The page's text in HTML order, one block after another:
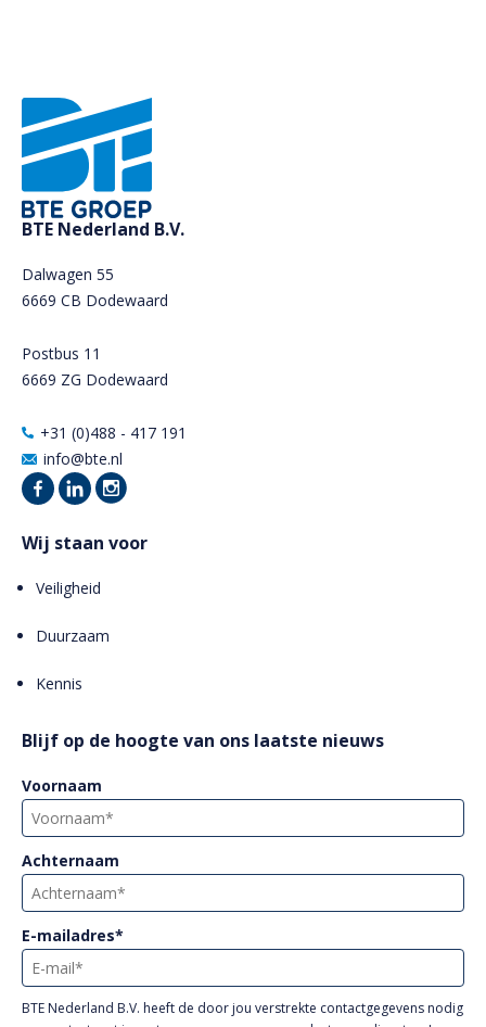
BTE Nederland B.V.
Dalwagen 55
6669 CB Dodewaard
Postbus 11
6669 ZG Dodewaard
+31 (0)488 - 417 191
info@bte.nl
Wij staan voor
Veiligheid
Duurzaam
Kennis
Blijf op de hoogte van ons laatste nieuws
Voornaam
Achternaam
E-mailadres*
BTE Nederland B.V. heeft de door jou verstrekte contactgegevens nodig